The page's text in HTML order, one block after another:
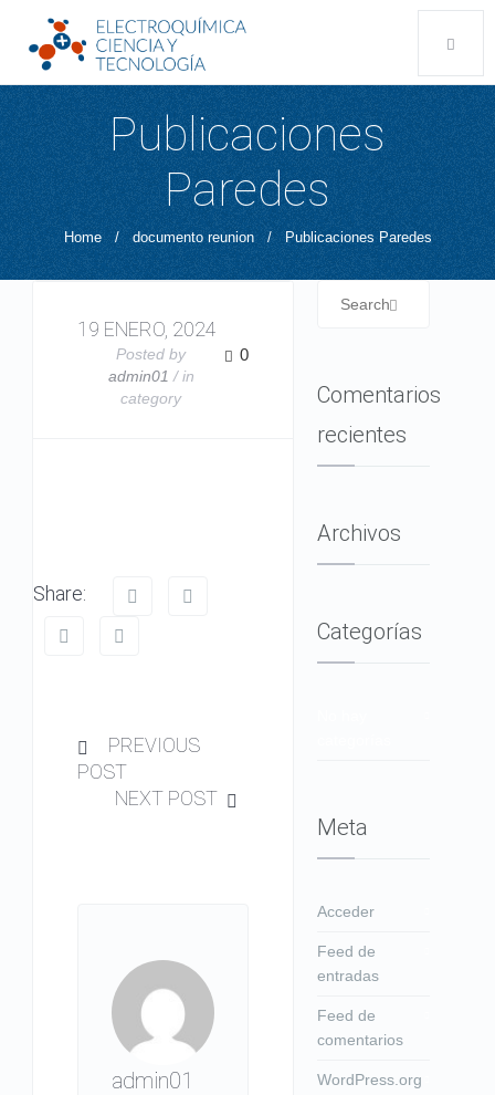
Publicaciones
Paredes
Home / documento reunion / Publicaciones Paredes
19 ENERO, 2024
Posted by
admin01 / in
category
0
Share:
PREVIOUS
POST
NEXT POST
admin01
Comentarios
recientes
Archivos
Categorías
Meta
Acceder
Feed de
entradas
Feed de
comentarios
WordPress.org